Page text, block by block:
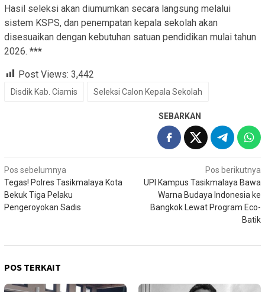
Hasil seleksi akan diumumkan secara langsung melalui
sistem KSPS, dan penempatan kepala sekolah akan
disesuaikan dengan kebutuhan satuan pendidikan mulai tahun
2026. ***
Post Views: 3,442
Disdik Kab. Ciamis Seleksi Calon Kepala Sekolah
SEBARKAN
Navigasi
pos
Pos sebelumnya
Tegas! Polres Tasikmalaya Kota
Bekuk Tiga Pelaku
Pengeroyokan Sadis
Pos berikutnya
UPI Kampus Tasikmalaya Bawa
Warna Budaya Indonesia ke
Bangkok Lewat Program Eco-
Batik
POS TERKAIT